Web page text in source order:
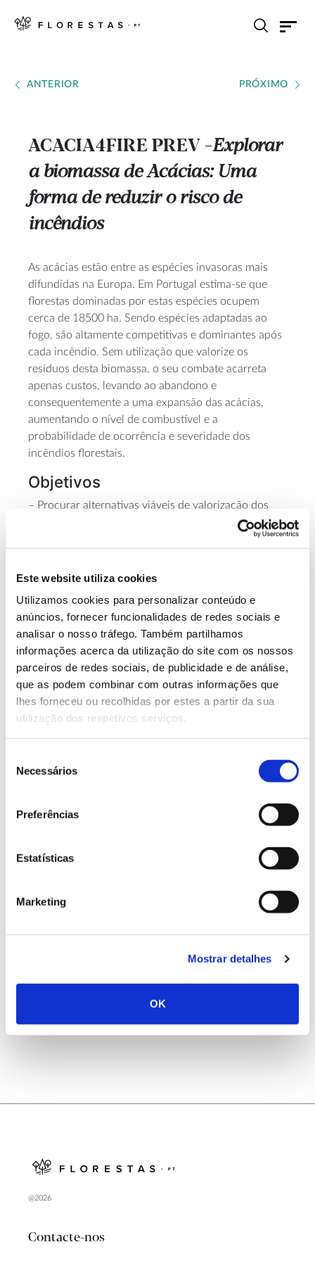
Este website utiliza cookies
Utilizamos cookies para personalizar conteúdo e
anúncios, fornecer funcionalidades de redes sociais e
analisar o nosso tráfego. Também partilhamos
informações acerca da utilização do site com os nossos
parceiros de redes sociais, de publicidade e de análise,
que as podem combinar com outras informações que
lhes forneceu ou recolhidas por estes a partir da sua
utilização dos respetivos serviços.
Necessários
Preferências
Estatísticas
Marketing
Mostrar detalhes
OK
ANTERIOR PRÓXIMO
ACACIA4FIRE PREV --- Explorar
a biomassa de Acácias: Uma
forma de reduzir o risco de
incêndios
As acácias estão entre as espécies invasoras mais
difundidas na Europa. Em Portugal estima-se que
florestas dominadas por estas espécies ocupem
cerca de 18500 ha. Sendo espécies adaptadas ao
fogo, são altamente competitivas e dominantes após
cada incêndio. Sem utilização que valorize os
resíduos desta biomassa, o seu combate acarreta
apenas custos, levando ao abandono e
consequentemente a uma expansão das acácias,
aumentando o nível de combustível e a
probabilidade de ocorrência e severidade dos
incêndios florestais.
Objetivos
– Procurar alternativas viáveis de valorização dos
resíduos provenientes da gestão de acaciais,
tentando obter produtos de valor acrescentado e
proprietários de terrenos invadidos, através do
estratégia de bioeconomia, o uso de resíduos de
Acácia pode ser incluído no “Conceito de Economia
Verde”.
– Desenvolver novos produtos (painel de partículas,
pellets e briquetes) visando reduzir as despesas dos
proprietários florestais com o controlo das acácias.
Irá fomentar também, através de parcelas
demonstrativas, a interação entre a Investigação
Científica e a Sociedade, convidando alunos de
aprender a distinguir as diferentes espécies de
Equipa
CBPBI – Centro De Biotecnologia De Plantas Da
@2026
Contacte-nos